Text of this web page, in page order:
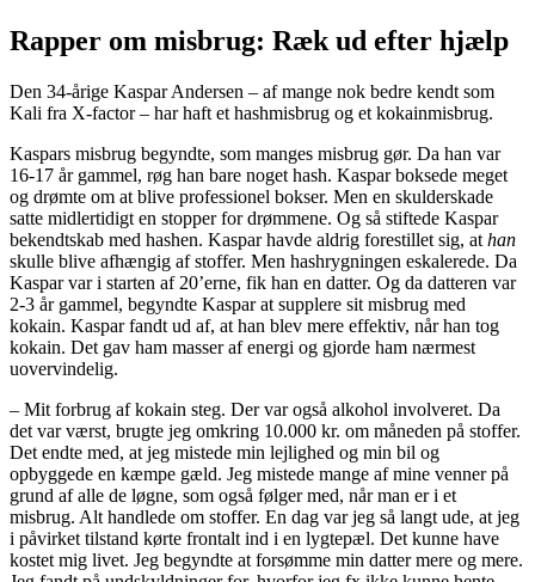
Rapper om misbrug: Ræk ud efter hjælp
Den 34-årige Kaspar Andersen – af mange nok bedre kendt som
Kali fra X-factor – har haft et hashmisbrug og et kokainmisbrug.
Kaspars misbrug begyndte, som manges misbrug gør. Da han var
16-17 år gammel, røg han bare noget hash. Kaspar boksede meget
og drømte om at blive professionel bokser. Men en skulderskade
satte midlertidigt en stopper for drømmene. Og så stiftede Kaspar
bekendtskab med hashen. Kaspar havde aldrig forestillet sig, at han
skulle blive afhængig af stoffer. Men hashrygningen eskalerede. Da
Kaspar var i starten af 20’erne, fik han en datter. Og da datteren var
2-3 år gammel, begyndte Kaspar at supplere sit misbrug med
kokain. Kaspar fandt ud af, at han blev mere effektiv, når han tog
kokain. Det gav ham masser af energi og gjorde ham nærmest
uovervindelig.
– Mit forbrug af kokain steg. Der var også alkohol involveret. Da
det var værst, brugte jeg omkring 10.000 kr. om måneden på stoffer.
Det endte med, at jeg mistede min lejlighed og min bil og
opbyggede en kæmpe gæld. Jeg mistede mange af mine venner på
grund af alle de løgne, som også følger med, når man er i et
misbrug. Alt handlede om stoffer. En dag var jeg så langt ude, at jeg
i påvirket tilstand kørte frontalt ind i en lygtepæl. Det kunne have
kostet mig livet. Jeg begyndte at forsømme min datter mere og mere.